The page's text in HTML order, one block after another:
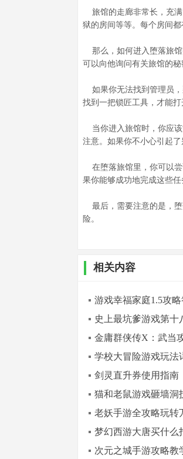
旅馆的走廊非常长，充满
狱的房间等等。每个房间
那么，如何进入堕落旅馆
可以向他询问有关旅馆的
如果你无法找到管理员，
找到一把锁匠工具，才能打
当你进入旅馆时，你应该
注意。如果你不小心引起了
在堕落旅馆里，你可以尝
果你能够成功地完成这些
最后，需要注意的是，堕
险。
相关内容
游戏幸福家庭1.5攻略
史上最坑爹游戏第十
金庸群侠传X：武当
学校大冒险游戏玩法
剑灵直升券使用指南
猫和老鼠游戏砸墙洞
老妖手游全攻略玩转
梦幻西游大唐买什么
次元之城手游攻略教